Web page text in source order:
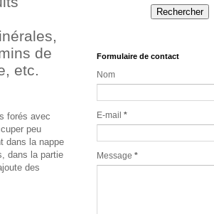
de
etc.
forés avec
peu
dans la nappe
dans la partie
des
Formulaire de contact
Nom
E-mail *
Message *